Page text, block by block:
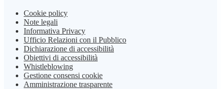
Cookie policy
Note legali
Informativa Privacy
Ufficio Relazioni con il Pubblico
Dichiarazione di accessibilità
Obiettivi di accessibilità
Whistleblowing
Gestione consensi cookie
Amministrazione trasparente